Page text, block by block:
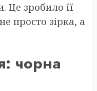
Це зробило її
просто зірка, а
чорна